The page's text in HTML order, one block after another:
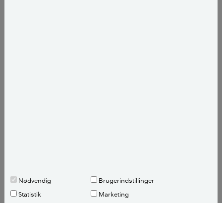
Nødvendig
Brugerindstillinger
Statistik
Marketing
John Henriksen landskabsarkitekt